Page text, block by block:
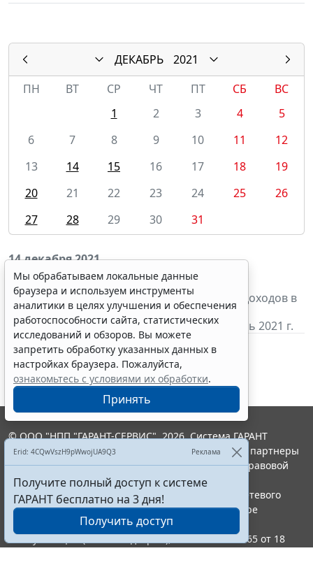
ДЕКАБРЬ
2021
ПН
ВТ СР ЧТ ПТ СБ
ВС
1
2 3 4
5
6
7 8 9 10 11
12
13
14 15 16 17 18
19
20
21 22 23 24 25
26
27
28 29 30 31
14 декабря 2021
Налог на прибыль организаций:
- налогоплательщикиуплачивают
налог с доходов в
виде процентов по государственным и
муниципальным ценным бумагам за ноябрь 2021 г.
Мы обрабатываем локальные данные
браузера и используем инструменты
аналитики в целях улучшения и обеспечения
работоспособности сайта, статистических
исследований и обзоров. Вы можете
запретить обработку указанных данных в
настройках браузера. Пожалуйста,
ознакомьтесь с условиями их обработки.
Принять
Erid: 4CQwVszH9pWwojUA9Q3 Реклама
Получите полный доступ к системе
ГАРАНТ бесплатно на 3 дня!
Получить доступ
© ООО "НПП "ГАРАНТ-СЕРВИС", 2026. Система ГАРАНТ
выпускается с 1990 года. Компания "Гарант" и ее партнеры
являются участниками Российской ассоциации правовой
информации ГАРАНТ.
Портал ГАРАНТ.РУ зарегистрирован в качестве сетевого
издания Федеральной службой по надзору в сфере
связи,информационных технологий и массовых
коммуникаций (Роскомнадзором), Эл № ФС77-58365 от 18